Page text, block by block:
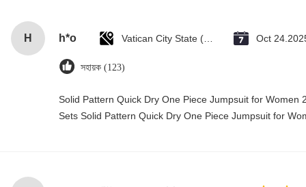
H h*o Oct
সহায়ক (123)
Solid Pattern Quick Dry One Piece Jumpsuit for Women
Sets Solid Pattern Quick Dry One Piece Jumpsuit for